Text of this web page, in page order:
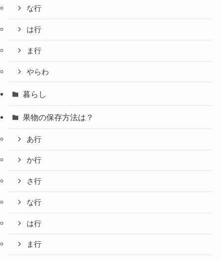
な行
は行
ま行
やらわ
暮らし
果物の保存方法は？
あ行
か行
さ行
な行
は行
ま行